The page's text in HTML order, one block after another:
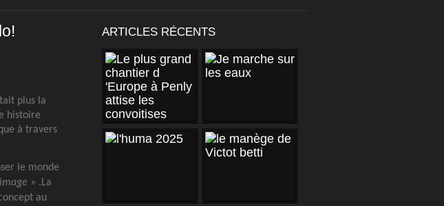
plus la
histoire
à travers
le monde
» .La
au
ARTICLES RÉCENTS